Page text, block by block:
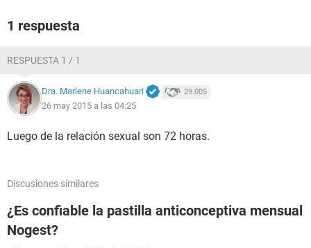
1 respuesta
RESPUESTA 1 / 1
Dra. Marlene Huancahuari 29.005
26 may 2015 a las 04:25
Luego de la relación sexual son 72 horas.
Discusiones similares
¿Es confiable la pastilla anticonceptiva mensual
Nogest?